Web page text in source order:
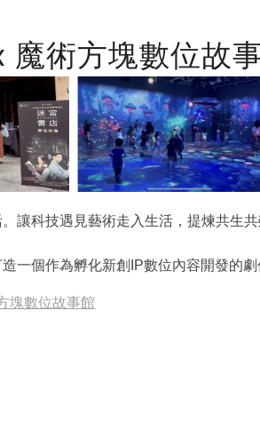
魔術方塊數位故
讓科技遇見藝術走入生活，提煉共生
一個作為孵化新創IP數位內容開發的
塊數位故事館